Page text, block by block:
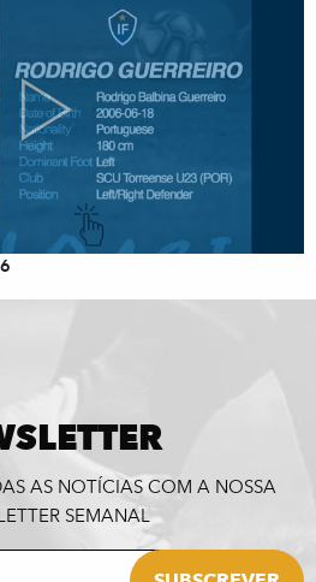
AS NOTÍCIAS COM A NOSSA
SEMANAL